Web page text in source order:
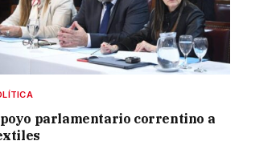
parlamentario correntino a